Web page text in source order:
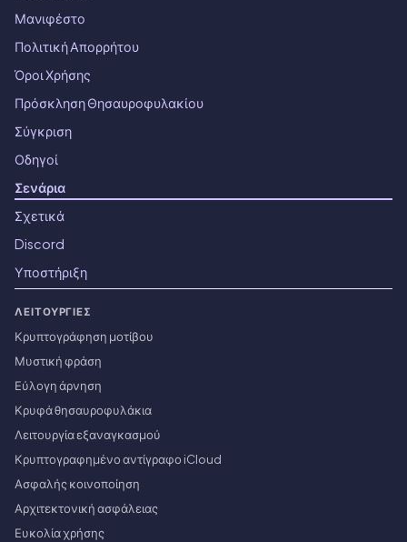
Μανιφέστο
Πολιτική Απορρήτου
Όροι Χρήσης
Πρόσκληση Θησαυροφυλακίου
Σύγκριση
Οδηγοί
Σενάρια
Σχετικά
Discord
Υποστήριξη
ΛΕΙΤΟΥΡΓΊΕΣ
Κρυπτογράφηση μοτίβου
Μυστική φράση
Εύλογη άρνηση
Κρυφά θησαυροφυλάκια
Λειτουργία εξαναγκασμού
Κρυπτογραφημένο αντίγραφο iCloud
Ασφαλής κοινοποίηση
Αρχιτεκτονική ασφάλειας
Ευκολία χρήσης